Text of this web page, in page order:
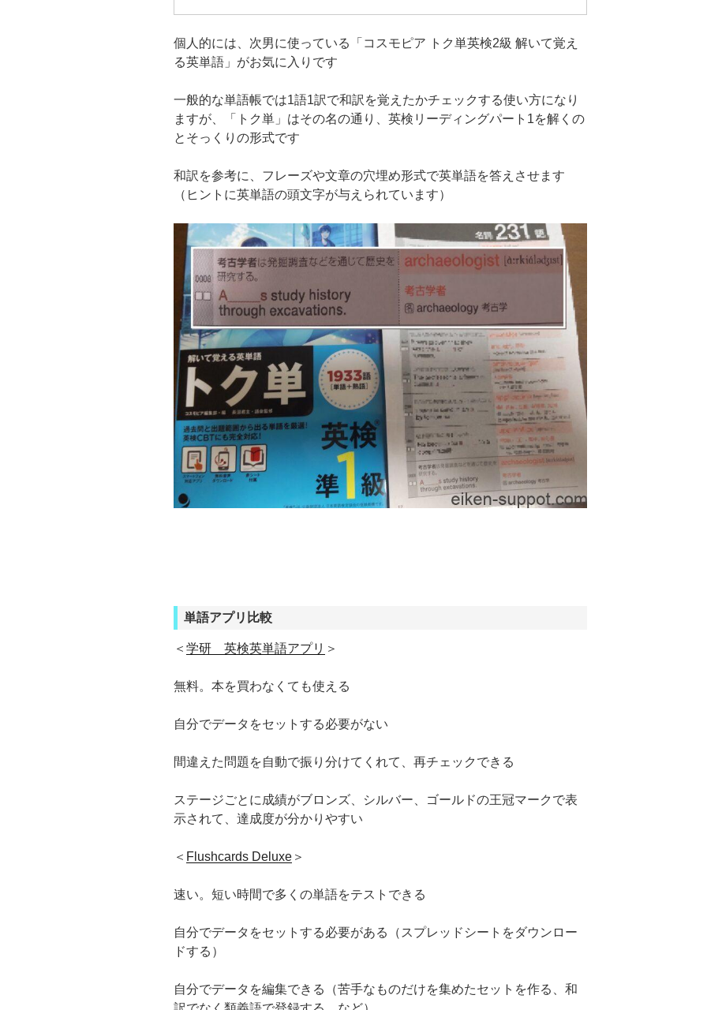
個人的には、次男に使っている「コスモピア トク単英検2級 解いて覚え
る英単語」がお気に入りです
一般的な単語帳では1語1訳で和訳を覚えたかチェックする使い方になり
ますが、「トク単」はその名の通り、英検リーディングパート1を解くの
とそっくりの形式です
和訳を参考に、フレーズや文章の穴埋め形式で英単語を答えさせます
（ヒントに英単語の頭文字が与えられています）
単語アプリ比較
＜ 学研 英検英単語アプリ ＞
無料。本を買わなくても使える
自分でデータをセットする必要がない
間違えた問題を自動で振り分けてくれて、再チェックできる
ステージごとに成績がブロンズ、シルバー、ゴールドの王冠マークで表
示されて、達成度が分かりやすい
＜ Flushcards Deluxe ＞
速い。短い時間で多くの単語をテストできる
自分でデータをセットする必要がある（スプレッドシートをダウンロー
ドする）
自分でデータを編集できる（苦手なものだけを集めたセットを作る、和